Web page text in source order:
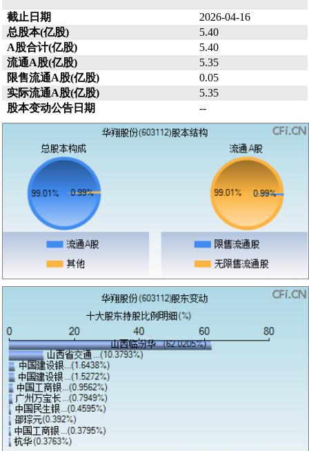
截止日期
2026-04-16
总股本(亿股)
5.40
A股合计(亿股)
5.40
流通A股(亿股)
5.35
限售流通A股(亿股)
0.05
实际流通A股(亿股)
5.35
股本变动公告日期
--